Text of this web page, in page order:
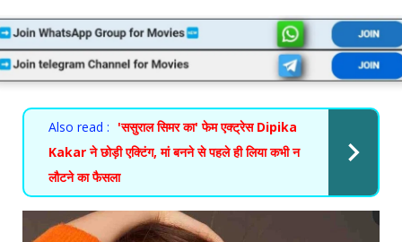
Also read : 'ससुराल सिमर का' फेम एक्ट्रेस Dipika
Kakar ने छोड़ी एक्टिंग, मां बनने से पहले ही लिया कभी न
लौटने का फैसला